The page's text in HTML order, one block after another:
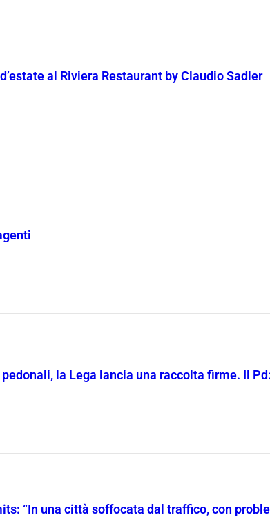
al Riviera Restaurant by Claudio Sadler
la Lega lancia una raccolta firme. Il
“In una città soffocata dal traffico, con